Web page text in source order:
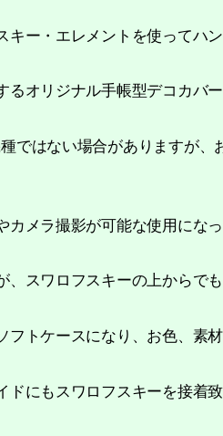
ー・エレメントを使ってハ
オリジナル手帳型デコカバー
ではない場合がありますが
メラ撮影が可能な使用になっ
スワロフスキーの上からで
トケースになり、お色、素
にもスワロフスキーを接着致